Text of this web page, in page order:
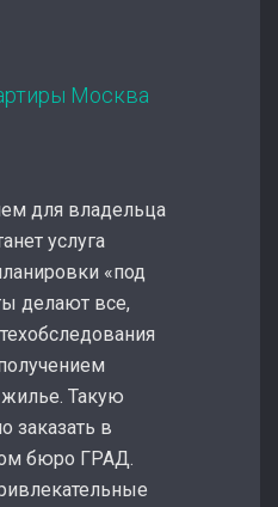
Москва
для владельца
услуга
«под
делают все,
жилье. Такую
заказать в
бюро ГРАД.